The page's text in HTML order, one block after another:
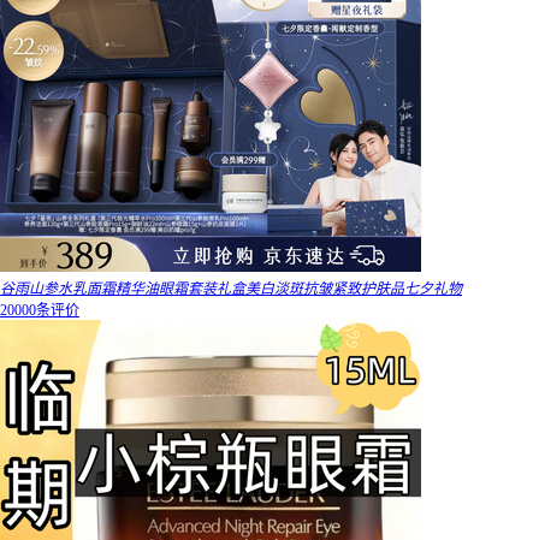
谷雨山参水乳面霜精华油眼霜套装礼盒美白淡斑抗皱紧致护肤品七夕礼物
20000条评价